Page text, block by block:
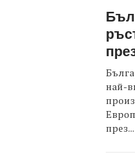
най-
през...